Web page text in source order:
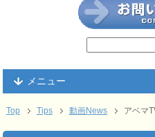
メニュー
Top Tips 動画News アベマ